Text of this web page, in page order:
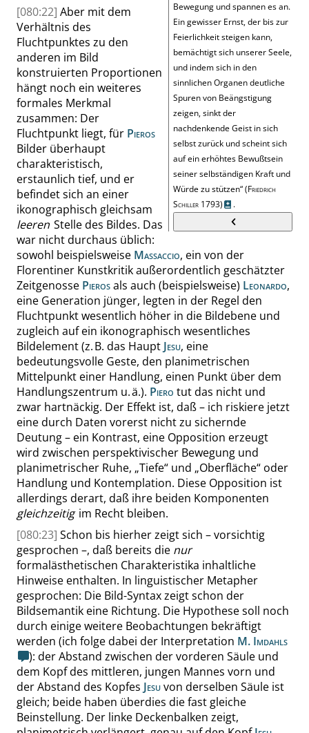
Bewegung und spannen es an.
Ein gewisser Ernst, der bis zur
Feierlichkeit steigen kann,
bemächtigt sich unserer Seele,
und indem sich in den
sinnlichen Organen deutliche
Spuren von Beängstigung
zeigen, sinkt der
nachdenkende Geist in sich
selbst zurück und scheint sich
auf ein erhöhtes Bewußtsein
seiner selbständigen Kraft und
Würde zu stützen“(Friedrich
Schiller 1793) .
[080:22] Aber mit dem
Verhältnis des
Fluchtpunktes zu den
anderen im Bild
konstruierten Proportionen
hängt noch ein weiteres
formales Merkmal
zusammen: Der
Fluchtpunkt liegt, für Pieros
Bilder überhaupt
charakteristisch,
erstaunlich tief, und er
befindet sich an einer
ikonographisch gleichsam
leeren Stelle des Bildes. Das
war nicht durchaus üblich:
sowohl beispielsweise Massaccio, ein von der
Florentiner Kunstkritik außerordentlich geschätzter
Zeitgenosse Pierosals auch (beispielsweise) Leonardo,
eine Generation jünger, legten in der Regel den
Fluchtpunkt wesentlich höher in die Bildebene und
zugleich auf ein ikonographisch wesentliches
Bildelement (z. B. das Haupt Jesu, eine
bedeutungsvolle Geste, den planimetrischen
Mittelpunkt einer Handlung, einen Punkt über dem
Handlungszentrum u. ä.). Piero tut das nicht und
zwar hartnäckig. Der Effekt ist, daß – ich riskiere jetzt
eine durch Daten vorerst nicht zu sichernde
Deutung – ein Kontrast, eine Opposition erzeugt
wird zwischen perspektivischer Bewegung und
planimetrischer Ruhe, „Tiefe“ und „Oberfläche“ oder
Handlung und Kontemplation. Diese Opposition ist
allerdings derart, daß ihre beiden Komponenten
gleichzeitigim Recht bleiben.
[080:23] Schon bis hierher zeigt sich – vorsichtig
gesprochen –, daß bereits die nur
formalästhetischen Charakteristika inhaltliche
Hinweise enthalten. In linguistischer Metapher
gesprochen: Die Bild-Syntaxzeigt schon der
Bildsemantik eine Richtung. Die Hypothese soll noch
durch einige weitere Beobachtungen bekräftigt
werden (ich folge dabei der Interpretation M. Imdahls
): der Abstand zwischen der vorderen Säule und
dem Kopf des mittleren, jungen Mannes vorn und
der Abstand des Kopfes Jesuvon derselben Säule ist
gleich; beide haben überdies die fast gleiche
Beinstellung. Der linke Deckenbalken zeigt,